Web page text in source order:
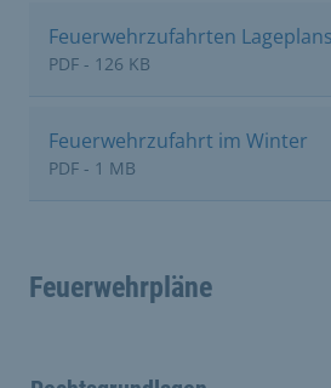
Feuerwehrzufahrten
PDF - 126 KB
Feuerwehrzufahrt im Winter
PDF - 1 MB
Feuerwehrpläne